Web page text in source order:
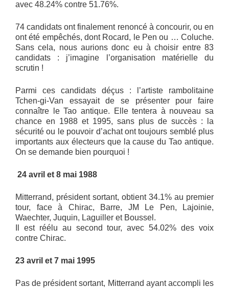
avec 48.24% contre 51.76%.
74 candidats ont finalement renoncé à concourir, ou en
ont été empêchés, dont Rocard, le Pen ou … Coluche.
Sans cela, nous aurions donc eu à choisir entre 83
candidats : j’imagine l’organisation matérielle du
scrutin !
Parmi ces candidats déçus : l’artiste rambolitaine
Tchen-gi-Van essayait de se présenter pour faire
connaître le Tao antique. Elle tentera à nouveau sa
chance en 1988 et 1995, sans plus de succès : la
sécurité ou le pouvoir d’achat ont toujours semblé plus
importants aux électeurs que la cause du Tao antique.
On se demande bien pourquoi !
24 avril et 8 mai 1988
Mitterrand, président sortant, obtient 34.1% au premier
tour, face à Chirac, Barre, JM Le Pen, Lajoinie,
Waechter, Juquin, Laguiller et Boussel.
Il est réélu au second tour, avec 54.02% des voix
contre Chirac.
23 avril et 7 mai 1995
Pas de président sortant, Mitterrand ayant accompli les